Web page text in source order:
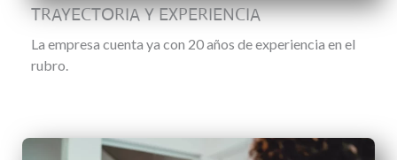
TRAYECTORIA Y EXPERIENCIA
La empresa cuenta ya con 20 años de experiencia en el
rubro.